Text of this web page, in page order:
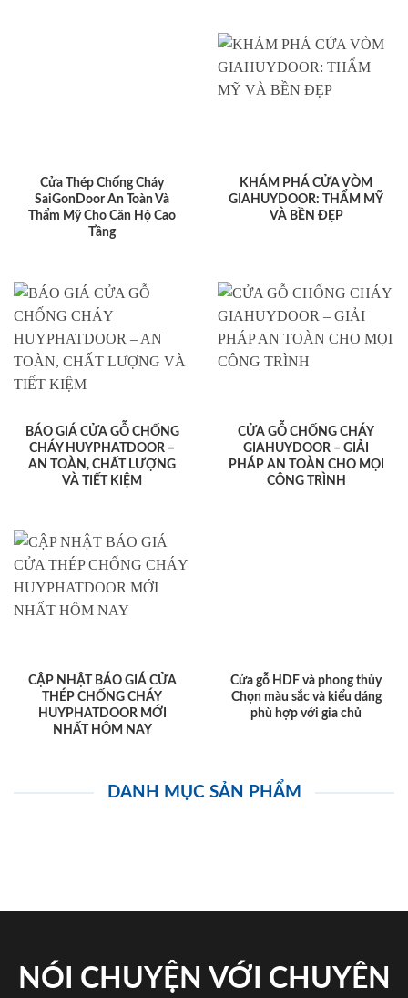
Cửa Thép Chống Cháy
SaiGonDoor An Toàn Và
Thẩm Mỹ Cho Căn Hộ Cao
Tầng
KHÁM PHÁ CỬA VÒM
GIAHUYDOOR: THẨM MỸ
VÀ BỀN ĐẸP
BÁO GIÁ CỬA GỖ CHỐNG
CHÁY HUYPHATDOOR –
AN TOÀN, CHẤT LƯỢNG
VÀ TIẾT KIỆM
CỬA GỖ CHỐNG CHÁY
GIAHUYDOOR – GIẢI
PHÁP AN TOÀN CHO MỌI
CÔNG TRÌNH
CẬP NHẬT BÁO GIÁ CỬA
THÉP CHỐNG CHÁY
HUYPHATDOOR MỚI
NHẤT HÔM NAY
Cửa gỗ HDF và phong thủy
Chọn màu sắc và kiểu dáng
phù hợp với gia chủ
DANH MỤC SẢN PHẨM
NÓI CHUYỆN VỚI CHUYÊN